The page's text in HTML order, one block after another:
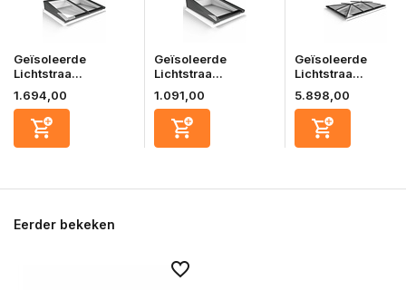
Geïsoleerde
Lichtstraa...
1.694,00
Geïsoleerde
Lichtstraa...
1.091,00
Geïsoleerde
Lichtstraa...
5.898,00
Eerder bekeken